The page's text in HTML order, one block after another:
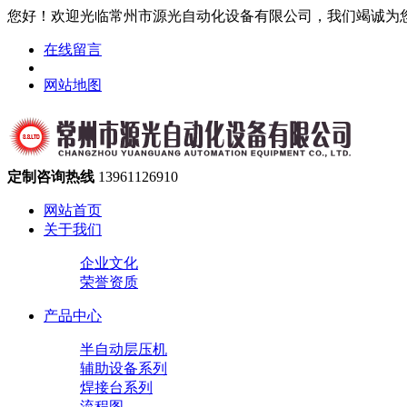
您好！欢迎光临常州市源光自动化设备有限公司，我们竭诚为
在线留言
网站地图
定制咨询热线 13961126910
网站首页
关于我们
企业文化
荣誉资质
产品中心
半自动层压机
辅助设备系列
焊接台系列